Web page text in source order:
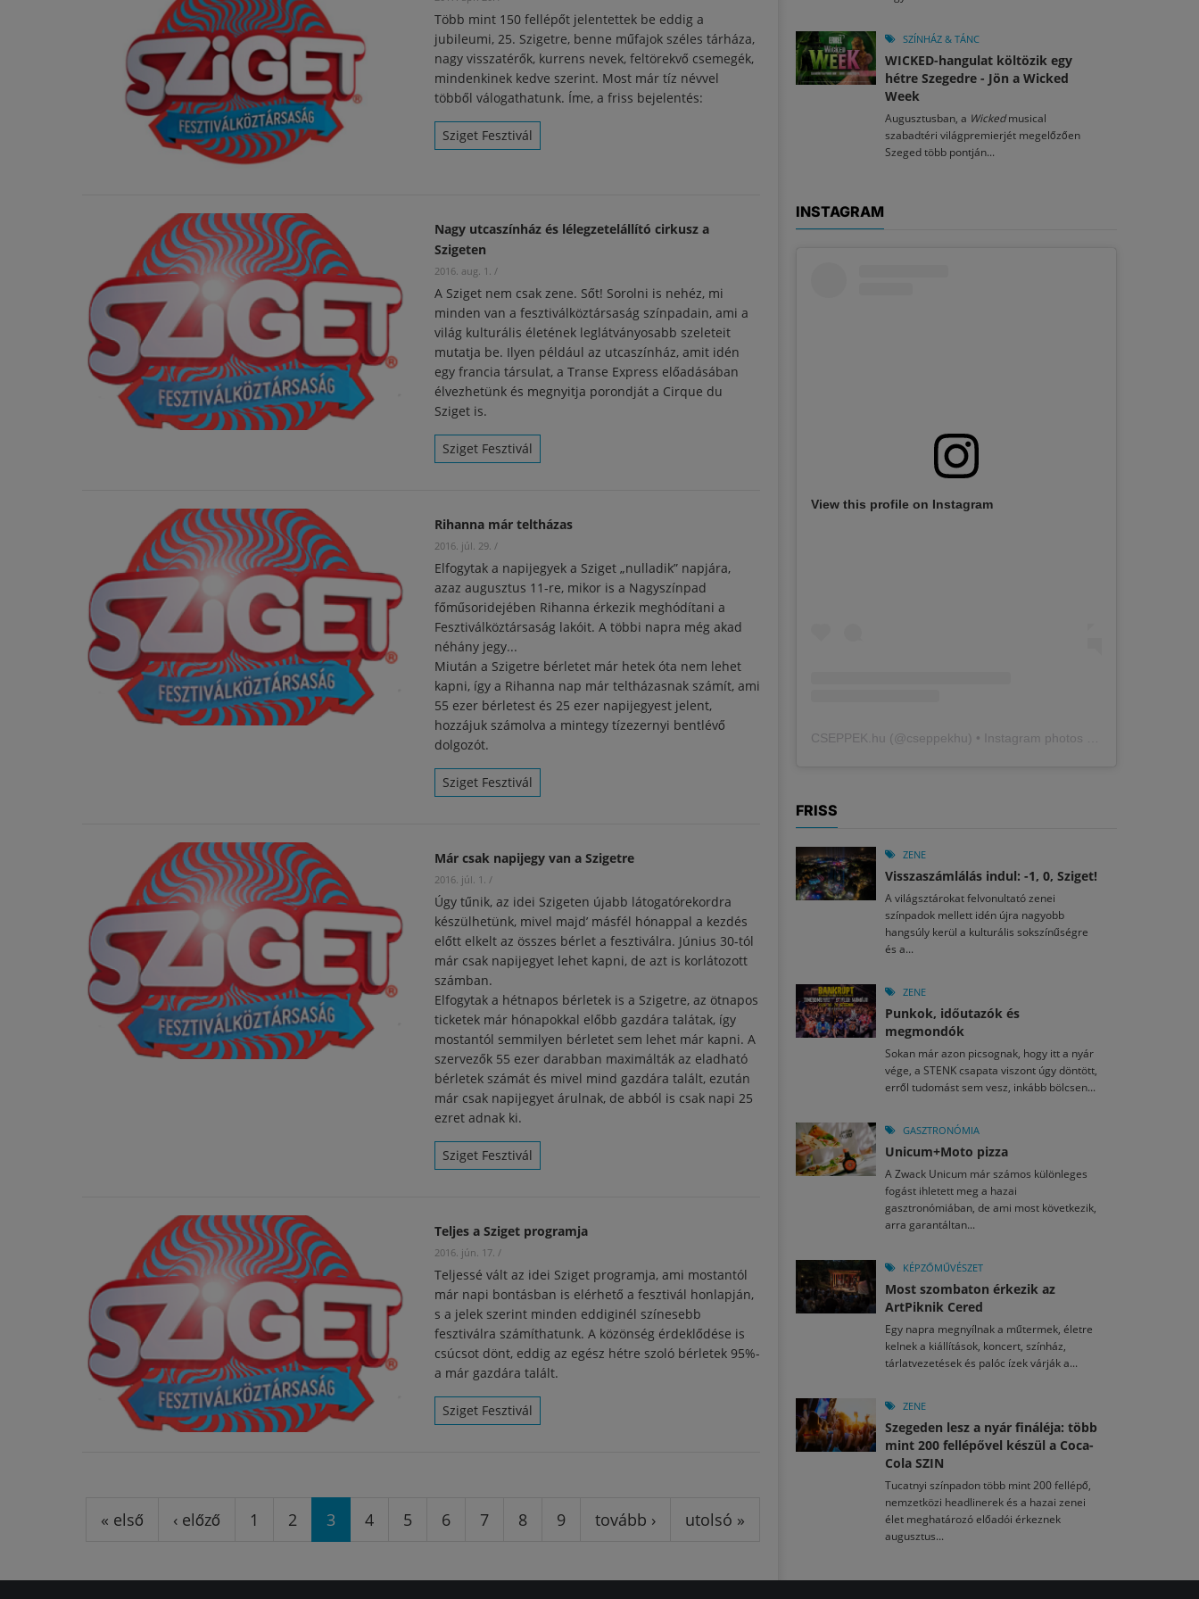
Több mint 150 fellépőt jelentettek be eddig a
jubileumi, 25. Szigetre, benne műfajok széles tárháza,
nagy visszatérők, kurrens nevek, feltörekvő csemegék,
mindenkinek kedve szerint. Most már tíz névvel
többől válogathatunk. Íme, a friss bejelentés:
Sziget Fesztivál
Nagy utcaszínház és lélegzetelállító cirkusz a
Szigeten
2016. aug. 1. /
A Sziget nem csak zene. Sőt! Sorolni is nehéz, mi
minden van a fesztiválköztársaság színpadain, ami a
világ kulturális életének leglátványosabb szeleteit
mutatja be. Ilyen például az utcaszínház, amit idén
egy francia társulat, a Transe Express előadásában
élvezhetünk és megnyitja porondját a Cirque du
Sziget is.
Sziget Fesztivál
Rihanna már teltházas
2016. júl. 29. /
Elfogytak a napijegyek a Sziget „nulladik” napjára,
azaz augusztus 11-re, mikor is a Nagyszínpad
főműsoridejében Rihanna érkezik meghódítani a
Fesztiválköztársaság lakóit. A többi napra még akad
néhány jegy...
Miután a Szigetre bérletet már hetek óta nem lehet
kapni, így a Rihanna nap már teltházasnak számít, ami
55 ezer bérletest és 25 ezer napijegyest jelent,
hozzájuk számolva a mintegy tízezernyi bentlévő
dolgozót.
Sziget Fesztivál
Már csak napijegy van a Szigetre
2016. júl. 1. /
Úgy tűnik, az idei Szigeten újabb látogatórekordra
készülhetünk, mivel majd’ másfél hónappal a kezdés
előtt elkelt az összes bérlet a fesztiválra. Június 30-tól
már csak napijegyet lehet kapni, de azt is korlátozott
számban.
Elfogytak a hétnapos bérletek is a Szigetre, az ötnapos
ticketek már hónapokkal előbb gazdára talátak, így
mostantól semmilyen bérletet sem lehet már kapni. A
szervezők 55 ezer darabban maximálták az eladható
bérletek számát és mivel mind gazdára talált, ezután
már csak napijegyet árulnak, de abból is csak napi 25
ezret adnak ki.
Sziget Fesztivál
Teljes a Sziget programja
2016. jún. 17. /
Teljessé vált az idei Sziget programja, ami mostantól
már napi bontásban is elérhető a fesztivál honlapján,
s a jelek szerint minden eddiginél színesebb
fesztiválra számíthatunk. A közönség érdeklődése is
csúcsot dönt, eddig az egész hétre szoló bérletek 95%-
a már gazdára talált.
Sziget Fesztivál
« első ‹ előző 1 2 3 4 5 6 7 8 9 tovább › utolsó »
SZÍNHÁZ & TÁNC
WICKED-hangulat költözik egy
hétre Szegedre - Jön a Wicked
Week
Augusztusban, a Wickedmusical
szabadtéri világpremierjét megelőzően
Szeged több pontján...
INSTAGRAM
View this profile on Instagram
CSEPPEK.hu (@cseppekhu ) • Instagram photos and videos
FRISS
ZENE
Visszaszámlálás indul: -1, 0, Sziget!
A világsztárokat felvonultató zenei
színpadok mellett idén újra nagyobb
hangsúly kerül a kulturális sokszínűségre
és a...
ZENE
Punkok, időutazók és
megmondók
Sokan már azon picsognak, hogy itt a nyár
vége, a STENK csapata viszont úgy döntött,
erről tudomást sem vesz, inkább bölcsen...
GASZTRONÓMIA
Unicum+Moto pizza
A Zwack Unicum már számos különleges
fogást ihletett meg a hazai
gasztronómiában, de ami most következik,
arra garantáltan...
KÉPZŐMŰVÉSZET
Most szombaton érkezik az
ArtPiknik Cered
Egy napra megnyílnak a műtermek, életre
kelnek a kiállítások, koncert, színház,
tárlatvezetések és palóc ízek várják a...
ZENE
Szegeden lesz a nyár fináléja: több
mint 200 fellépővel készül a Coca-
Cola SZIN
Tucatnyi színpadon több mint 200 fellépő,
nemzetközi headlinerek és a hazai zenei
élet meghatározó előadói érkeznek
augusztus...